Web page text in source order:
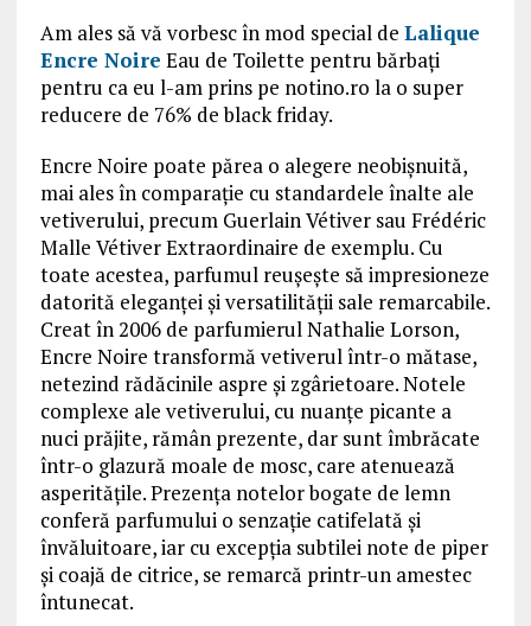
Am ales să vă vorbesc în mod special de Lalique
Encre Noire Eau de Toilette pentru bărbați
pentru ca eu l-am prins pe notino.ro la o super
reducere de 76% de black friday.
Encre Noire poate părea o alegere neobișnuită,
mai ales în comparație cu standardele înalte ale
vetiverului, precum Guerlain Vétiver sau Frédéric
Malle Vétiver Extraordinaire de exemplu. Cu
toate acestea, parfumul reușește să impresioneze
datorită eleganței și versatilității sale remarcabile.
Creat în 2006 de parfumierul Nathalie Lorson,
Encre Noire transformă vetiverul într-o mătase,
netezind rădăcinile aspre și zgârietoare. Notele
complexe ale vetiverului, cu nuanțe picante a
nuci prăjite, rămân prezente, dar sunt îmbrăcate
într-o glazură moale de mosc, care atenuează
asperitățile. Prezența notelor bogate de lemn
conferă parfumului o senzație catifelată și
învăluitoare, iar cu excepția subtilei note de piper
și coajă de citrice, se remarcă printr-un amestec
întunecat.